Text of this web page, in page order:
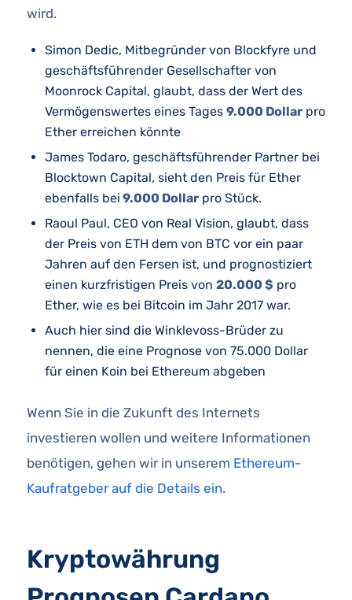
wird.
Simon Dedic, Mitbegründer von Blockfyre und
geschäftsführender Gesellschafter von
Moonrock Capital, glaubt, dass der Wert des
Vermögenswertes eines Tages 9.000 Dollarpro
Ether erreichen könnte
James Todaro, geschäftsführender Partner bei
Blocktown Capital, sieht den Preis für Ether
ebenfalls bei 9.000 Dollarpro Stück.
Raoul Paul, CEO von Real Vision, glaubt, dass
der Preis von ETH dem von BTC vor ein paar
Jahren auf den Fersen ist, und prognostiziert
einen kurzfristigen Preis von 20.000 $pro
Ether, wie es bei Bitcoin im Jahr 2017 war.
Auch hier sind die Winklevoss-Brüder zu
nennen, die eine Prognose von 75.000 Dollar
für einen Koin bei Ethereum abgeben
Wenn Sie in die Zukunft des Internets
investieren wollen und weitere Informationen
benötigen, gehen wir in unserem Ethereum-
Kaufratgeber auf die Details ein.
Kryptowährung